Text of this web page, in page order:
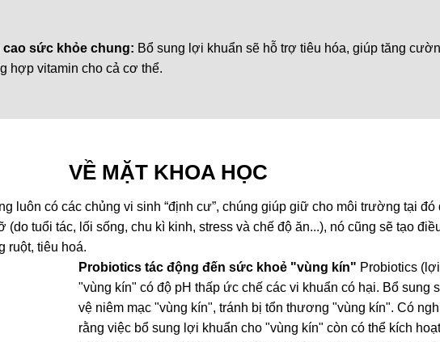
cao sức khỏe chung: Bổ sung lợi khuẩn sẽ hỗ trợ tiêu hóa, giúp tăng
hợp vitamin cho cả cơ thể.
VỀ MẶT KHOA HỌC
luôn có các chủng vi sinh “định cư”, chúng giúp giữ cho môi trường tại
tuổi tác, lối sống, chu kì kinh, stress và chế độ ăn...), nó cũng sẽ tạo
ruột, tiêu hoá.
Probiotics tác động đến sức khoẻ "vùng kín" Probiotics
"vùng kín" có độ pH thấp ức chế các vi khuẩn có hại. Bổ
vệ niêm mạc "vùng kín", tránh bị tổn thương "vùng kín". Có
rằng việc bổ sung lợi khuẩn cho "vùng kín" còn có thể kích